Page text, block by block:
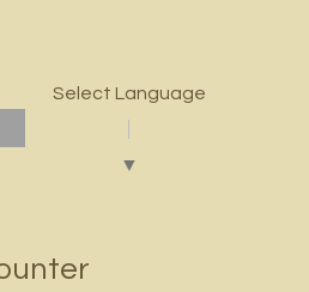
Select Language
▼